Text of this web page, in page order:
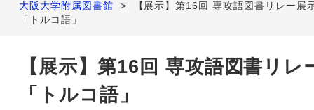
利用案内
学習・研究支援
大阪大学附属図書館 >
【展示】第16回 専攻語図書リレー展
「トルコ語」
【展示】第16回 専攻語図書リレ
「トルコ語」